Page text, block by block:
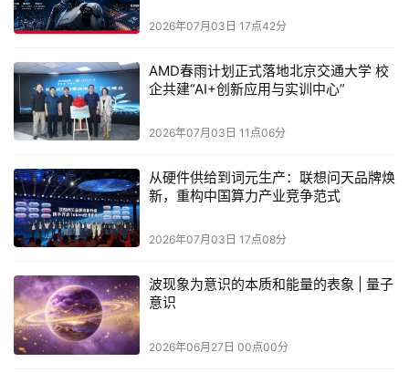
V2相比V1的实质性升级，体现在三个工程层面的坦诚披
露。
3D集成路线，选择了更成熟的晶圆对晶圆混合键合。原因
是顺序式3D在逐层制造过程中，底层晶体管会因反复高温
工艺导致性能退化，良率无法支撑量产。这个取舍说明韬定
律的落地逻辑是工程可行优先于理论最优
散热方案的正面回应。
给出的方案是CVD金刚石散热层叠加微米级液冷通道，支
撑每平方厘米约300瓦的功率密度，约为传统被动散热的三
2026年07月03日 17点42分
AMD春雨计划正式落地北京交通大学 校
企共建“AI+创新应用与实训中心”
2026年07月03日 11点06分
从硬件供给到词元生产：联想问天品牌焕
新，重构中国算力产业竞争范式
2026年07月03日 17点08分
波现象为意识的本质和能量的表象 | 量子
意识
2026年06月27日 00点00分